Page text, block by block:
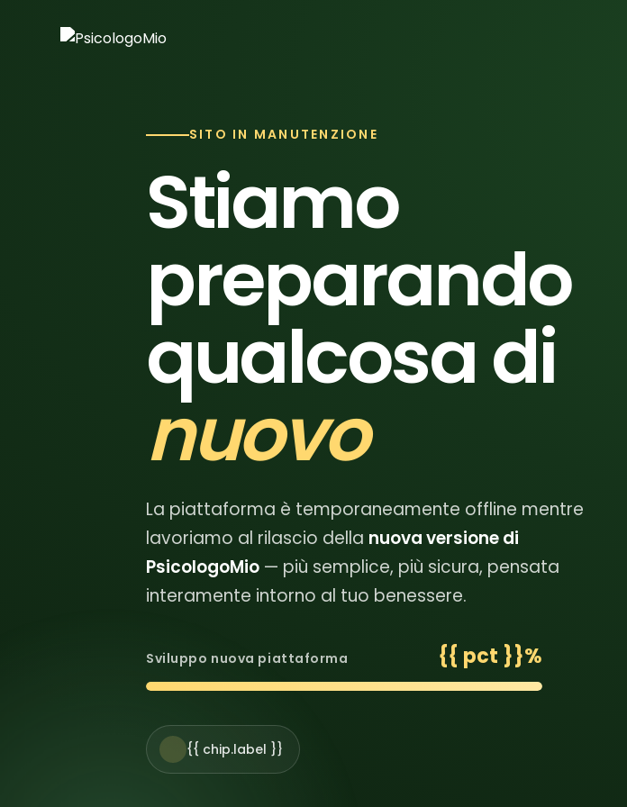
SITO IN MANUTENZIONE
Stiamo
preparando
qualcosa di
nuovo
La piattaforma è temporaneamente offline mentre
lavoriamo al rilascio della nuova versione di
PsicologoMio — più semplice, più sicura, pensata
interamente intorno al tuo benessere.
Sviluppo nuova piattaforma {{ pct }}%
{{ chip.label }}